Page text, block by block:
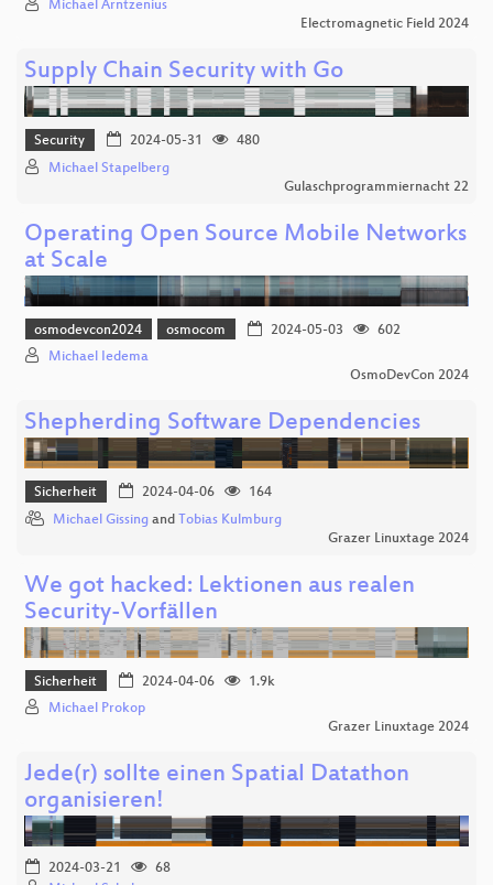
Michael Arntzenius
Electromagnetic Field 2024
Supply Chain Security with Go
Security 2024-05-31
480
Michael Stapelberg
Gulaschprogrammiernacht 22
Operating Open Source Mobile Networks
at Scale
osmodevcon2024 osmocom 2024-05-03
602
Michael Iedema
OsmoDevCon 2024
Shepherding Software Dependencies
Sicherheit 2024-04-06
164
Michael Gissing and Tobias Kulmburg
Grazer Linuxtage 2024
We got hacked: Lektionen aus realen
Security-Vorfällen
Sicherheit 2024-04-06
1.9k
Michael Prokop
Grazer Linuxtage 2024
Jede(r) sollte einen Spatial Datathon
organisieren!
2024-03-21
68